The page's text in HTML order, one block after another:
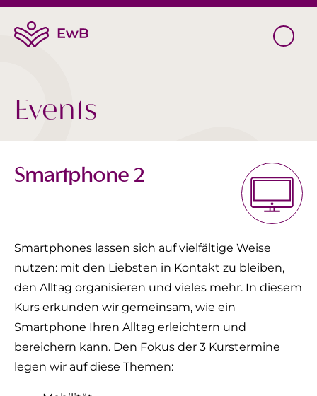
Events
Smartphone 2
Smartphones lassen sich auf vielfältige Weise
nutzen: mit den Liebsten in Kontakt zu bleiben,
den Alltag organisieren und vieles mehr. In diesem
Kurs erkunden wir gemeinsam, wie ein
Smartphone Ihren Alltag erleichtern und
bereichern kann. Den Fokus der 3 Kurstermine
legen wir auf diese Themen: